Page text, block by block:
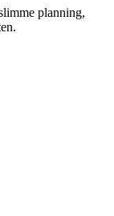
planning,